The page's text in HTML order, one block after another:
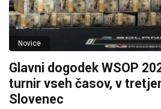
Novice
Glavni dogodek WSOP
turnir vseh časov, v
Slovenec